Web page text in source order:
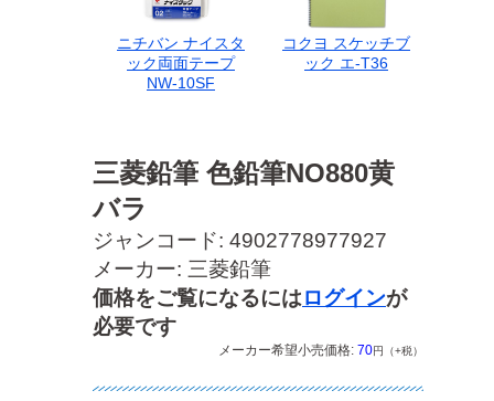
三菱鉛筆 色鉛筆NO880黄
バラ
ジャンコード: 4902778977927
メーカー: 三菱鉛筆
価格をご覧になるにはログインが
必要です
メーカー希望小売価格: 70円（+税）
ニチバン ナイスタ
ック両面テープ
NW-10SF
コクヨ スケッチブ
ック エ-T36